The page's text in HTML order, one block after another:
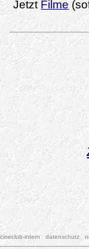
Jetzt Filme
cineclub-intern datenschutz